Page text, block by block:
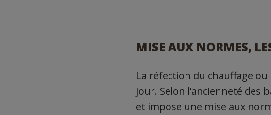
MISE AUX NORMES,
La réfection du chauffage
jour. Selon l’ancienneté
et impose une mise aux